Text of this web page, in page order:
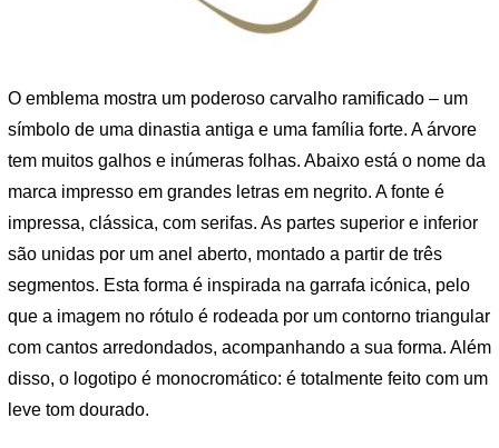
O emblema mostra um poderoso carvalho ramificado – um
símbolo de uma dinastia antiga e uma família forte. A árvore
tem muitos galhos e inúmeras folhas. Abaixo está o nome da
marca impresso em grandes letras em negrito. A fonte é
impressa, clássica, com serifas. As partes superior e inferior
são unidas por um anel aberto, montado a partir de três
segmentos. Esta forma é inspirada na garrafa icónica, pelo
que a imagem no rótulo é rodeada por um contorno triangular
com cantos arredondados, acompanhando a sua forma. Além
disso, o logotipo é monocromático: é totalmente feito com um
leve tom dourado.